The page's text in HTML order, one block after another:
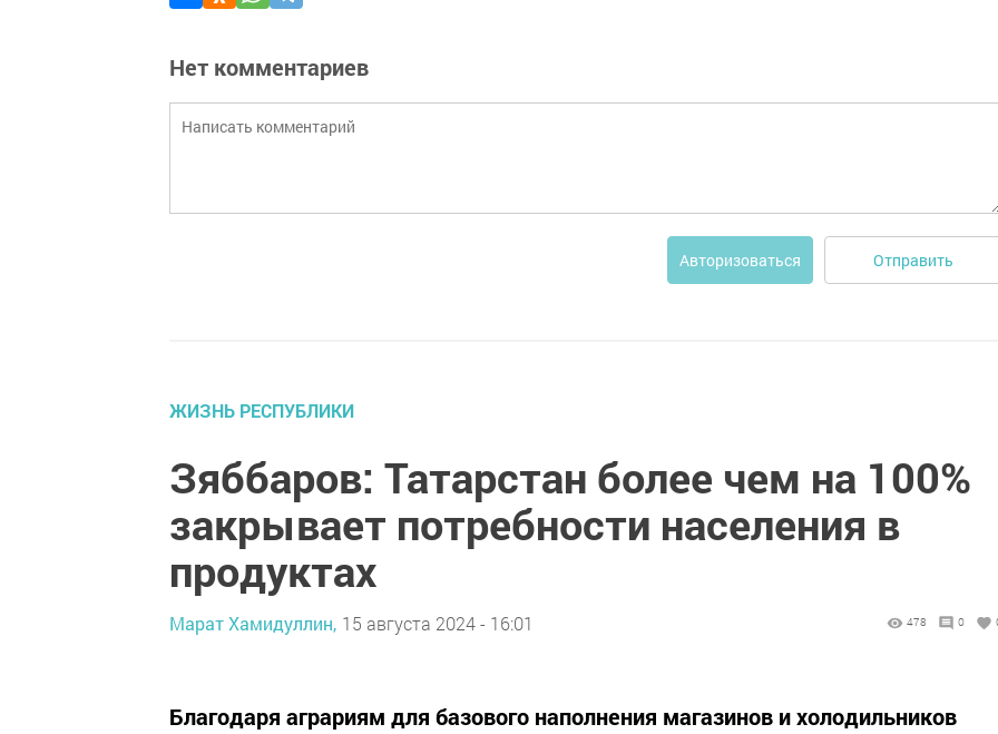
Нет комментариев
Авторизоваться Отправить
ЖИЗНЬ РЕСПУБЛИКИ
Зяббаров: Татарстан более чем на 100%
закрывает потребности населения в
продуктах
Марат Хамидуллин, 15 августа 2024 - 16:01 478 0
Благодаря аграриям для базового наполнения магазинов и холодильников